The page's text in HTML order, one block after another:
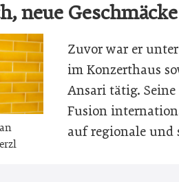
neue Geschmäcke
Zuvor war er
im Konzerthaus
Ansari tätig.
Fusion
auf regionale und